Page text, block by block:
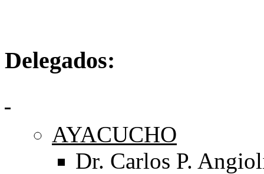
Delegados:
AYACUCHO
Dr. Carlos P.